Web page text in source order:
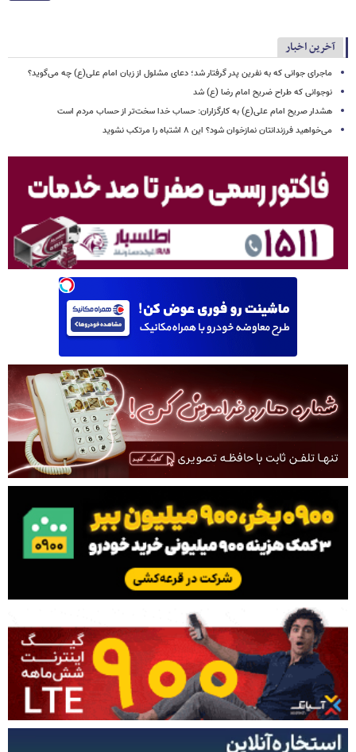
آخرین اخبار
ماجرای جوانی که به نفرین پدر گرفتار شد؛ دعای مشلول از زبان امام علی(ع) چه می‌گوید؟
نوجوانی که طراح ضریح امام رضا (ع) شد
هشدار صریح امام علی(ع) به کارگزاران: حساب خدا سخت‌تر از حساب مردم است
می‌خواهید فرزندانتان نمازخوان شود؟ این ۸ اشتباه را مرتکب نشوید